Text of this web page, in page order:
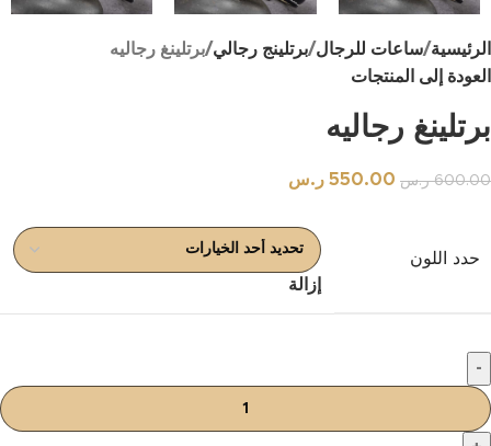
الرئيسية ساعات للرجال برتلينج رجالي برتلينغ رجاليه
العودة إلى المنتجات
برتلينغ رجاليه
600.00 ر.س 550.00 ر.س
حدد اللون
إزالة